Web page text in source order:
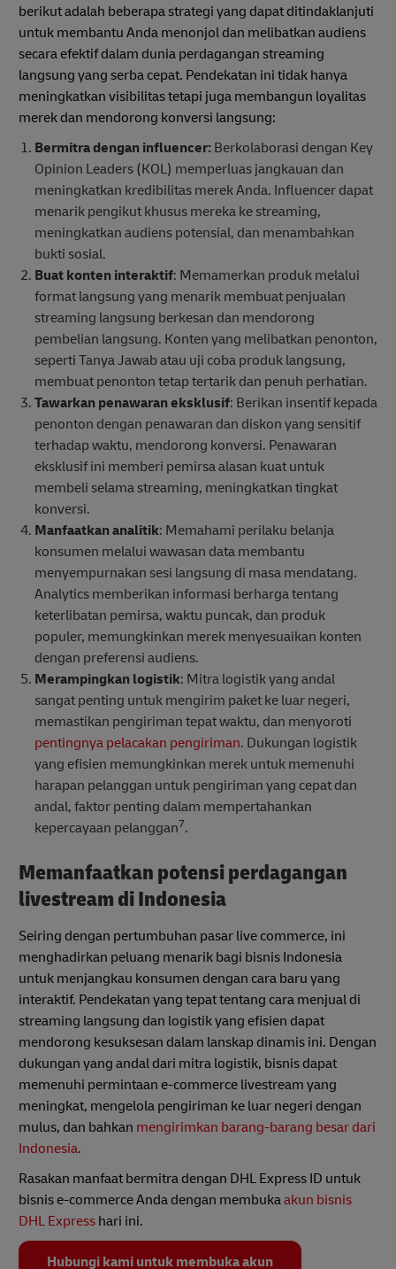
berikut adalah beberapa strategi yang dapat ditindaklanjuti
untuk membantu Anda menonjol dan melibatkan audiens
secara efektif dalam dunia perdagangan streaming
langsung yang serba cepat. Pendekatan ini tidak hanya
meningkatkan visibilitas tetapi juga membangun loyalitas
merek dan mendorong konversi langsung:
Bermitra dengan influencer: Berkolaborasi dengan Key
Opinion Leaders (KOL) memperluas jangkauan dan
meningkatkan kredibilitas merek Anda. Influencer dapat
menarik pengikut khusus mereka ke streaming,
meningkatkan audiens potensial, dan menambahkan
bukti sosial.
Buat konten interaktif: Memamerkan produk melalui
format langsung yang menarik membuat penjualan
streaming langsung berkesan dan mendorong
pembelian langsung. Konten yang melibatkan penonton,
seperti Tanya Jawab atau uji coba produk langsung,
membuat penonton tetap tertarik dan penuh perhatian.
Tawarkan penawaran eksklusif: Berikan insentif kepada
penonton dengan penawaran dan diskon yang sensitif
terhadap waktu, mendorong konversi. Penawaran
eksklusif ini memberi pemirsa alasan kuat untuk
membeli selama streaming, meningkatkan tingkat
konversi.
Manfaatkan analitik: Memahami perilaku belanja
konsumen melalui wawasan data membantu
menyempurnakan sesi langsung di masa mendatang.
Analytics memberikan informasi berharga tentang
keterlibatan pemirsa, waktu puncak, dan produk
populer, memungkinkan merek menyesuaikan konten
dengan preferensi audiens.
Merampingkan logistik: Mitra logistik yang andal
sangat penting untuk mengirim paket ke luar negeri,
memastikan pengiriman tepat waktu, dan menyoroti
pentingnya pelacakan pengiriman. Dukungan logistik
yang efisien memungkinkan merek untuk memenuhi
harapan pelanggan untuk pengiriman yang cepat dan
andal, faktor penting dalam mempertahankan
kepercayaan pelanggan7.
Memanfaatkan potensi perdagangan
livestream di Indonesia
Seiring dengan pertumbuhan pasar live commerce, ini
menghadirkan peluang menarik bagi bisnis Indonesia
untuk menjangkau konsumen dengan cara baru yang
interaktif. Pendekatan yang tepat tentang cara menjual di
streaming langsung dan logistik yang efisien dapat
mendorong kesuksesan dalam lanskap dinamis ini. Dengan
dukungan yang andal dari mitra logistik, bisnis dapat
memenuhi permintaan e-commerce livestream yang
meningkat, mengelola pengiriman ke luar negeri dengan
mulus, dan bahkan mengirimkan barang-barang besar dari
Indonesia.
Rasakan manfaat bermitra dengan DHL Express ID untuk
bisnis e-commerce Anda dengan membukaakun bisnis
DHL Express hari ini.
Hubungi kami untuk membuka akun